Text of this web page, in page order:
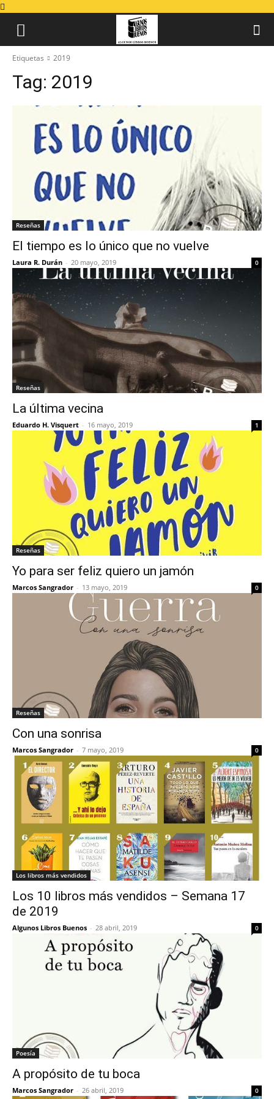
Etiquetas 2019
Tag: 2019
Reseñas
El tiempo es lo único que no vuelve
Laura R. Durán - 20 mayo, 2019 0
Reseñas
La última vecina
Eduardo H. Visquert - 16 mayo, 2019 1
Reseñas
Yo para ser feliz quiero un jamón
Marcos Sangrador - 13 mayo, 2019 0
Reseñas
Con una sonrisa
Marcos Sangrador - 7 mayo, 2019 0
Los libros más vendidos
Los 10 libros más vendidos – Semana 17
de 2019
Algunos Libros Buenos - 28 abril, 2019 0
Poesía
A propósito de tu boca
Marcos Sangrador - 26 abril, 2019 0